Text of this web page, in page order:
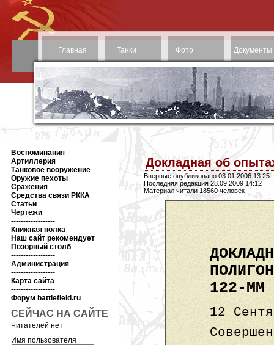
Главная Танки Фото Документы
Воспоминания
Артиллерия
Танковое вооружение
Оружие пехоты
Сражения
Средства связи РККА
Статьи
Чертежи
------------------
Книжная полка
Наш сайт рекомендует
Позорный столб
------------------
Администрация
------------------
Карта сайта
------------------
Форум battlefield.ru
СЕЙЧАС НА САЙТЕ
Читателей нет
Имя пользователя
Докладная об
Впервые опубликовано 03.01.2006 13:25
Последняя редакция 28.09.2009 14:12
Материал читали 18560 человек
122-ММ
12